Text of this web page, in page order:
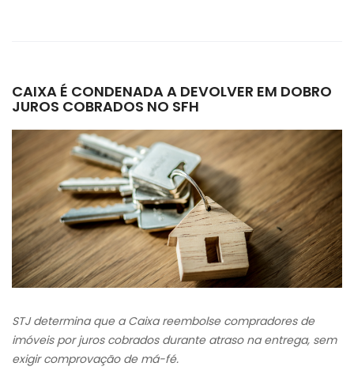
CAIXA É CONDENADA A DEVOLVER EM DOBRO
JUROS COBRADOS NO SFH
STJ determina que a Caixa reembolse compradores de
imóveis por juros cobrados durante atraso na entrega, sem
exigir comprovação de má-fé.